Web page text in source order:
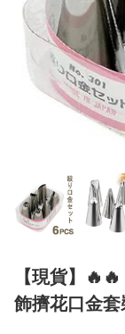
【現貨】
飾擠花口金套